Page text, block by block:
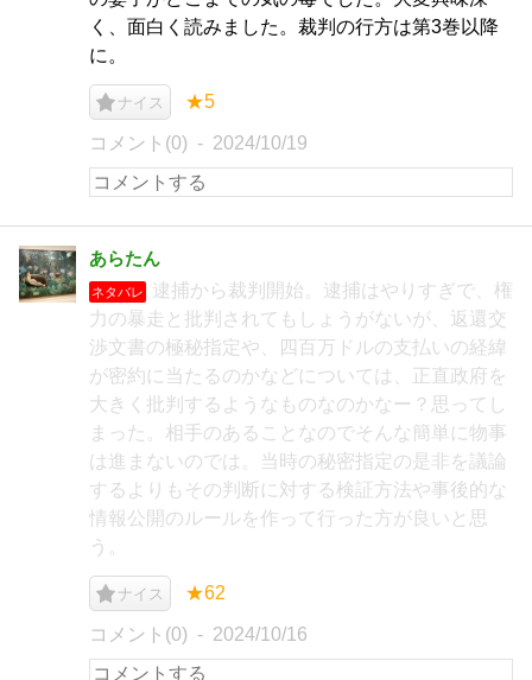
く、面白く読みました。裁判の行方は第3巻以降
に。
ナイス ★5
コメント(0) 2024/10/19
あらたん
ネタバレ
逮捕から裁判開始。逮捕はやりすぎで、権
力の暴走と批判されてもしょうがないが、返還交
渉文書の極秘指定や、四百万ドルの支払いの経緯
が密約に当たるのかなどについては、正直政府を
大きく批判するようなものなのかなー？思ってし
まった。相手のあることなのでそんな簡単に物事
は進まないのでは。当時の秘密指定の是非を議論
するよりもその判断に対する検証方法や事後的な
情報公開のルールを作って行った方が良いと思
う。
ナイス ★62
コメント(0) 2024/10/16